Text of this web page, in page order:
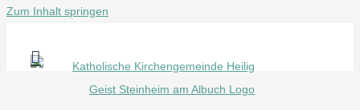
Zum Inhalt springen